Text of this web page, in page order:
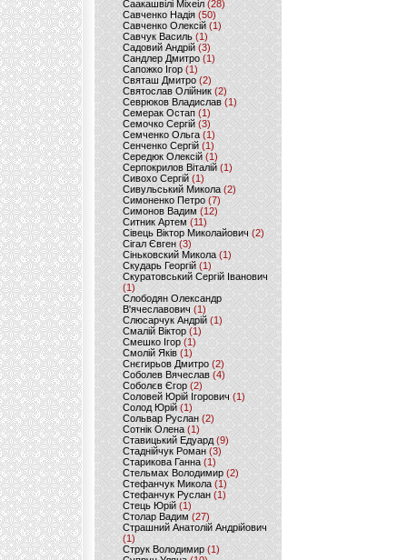
Саакашвілі Міхеіл(28)
Савченко Надія (50)
Савченко Олексій(1)
Савчук Василь (1)
Садовий Андрій (3)
Сандлер Дмитро(1)
Сапожко Ігор(1)
Святаш Дмитро (2)
Святослав Олійник (2)
Севрюков Владислав (1)
Семерак Остап (1)
Семочко Сергій (3)
Семченко Ольга (1)
Сенченко Сергій(1)
Середюк Олексій(1)
Серпокрилов Віталій(1)
Сивохо Сергій(1)
Сивульський Микола(2)
Симоненко Петро(7)
Симонов Вадим (12)
Ситник Артем(11)
Сівець Віктор Миколайович(2)
Сігал Євген (3)
Сіньковский Микола(1)
Скударь Георгій (1)
Скуратовський Сергій Іванович
(1)
Слободян Олександр
В'ячеславович(1)
Слюсарчук Андрій(1)
Смалій Віктор (1)
Смешко Ігор (1)
Смолій Яків (1)
Снєгирьов Дмитро (2)
Соболев Вячеслав (4)
Соболєв Єгор(2)
Соловей Юрій Ігорович (1)
Солод Юрій (1)
Сольвар Руслан (2)
Сотнік Олена(1)
Ставицький Едуард (9)
Стаднійчук Роман(3)
Старикова Ганна (1)
Стельмах Володимир(2)
Стефанчук Микола (1)
Стефанчук Руслан (1)
Стець Юрій (1)
Столар Вадим(27)
Страшний Анатолій Андрійович
(1)
Струк Володимир (1)